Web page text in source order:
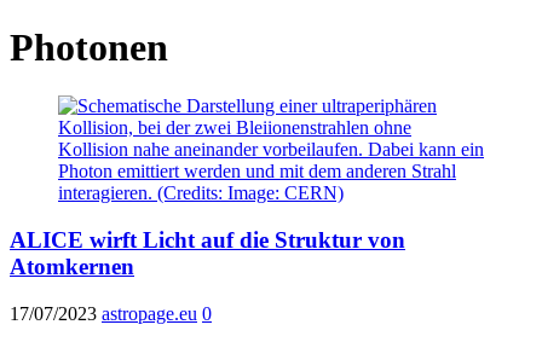
Photonen
ALICE wirft Licht auf die Struktur von
Atomkernen
17/07/2023 astropage.eu 0